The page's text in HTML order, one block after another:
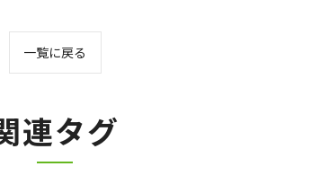
一覧に戻る
連タグ